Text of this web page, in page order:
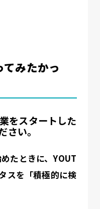
みたかっ
をスタートした
さい。
たときに、YOUT
スを「積極的に検